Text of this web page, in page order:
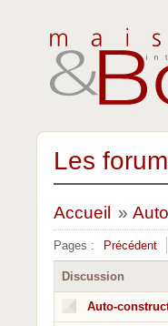
Les
Accueil »
Pages : Précédent
Discussion
Auto-